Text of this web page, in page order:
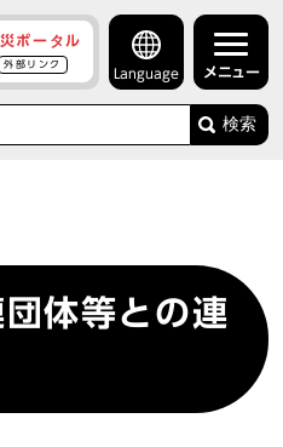
ポータル
外部リンク
Language メニュー
検索
体等との連